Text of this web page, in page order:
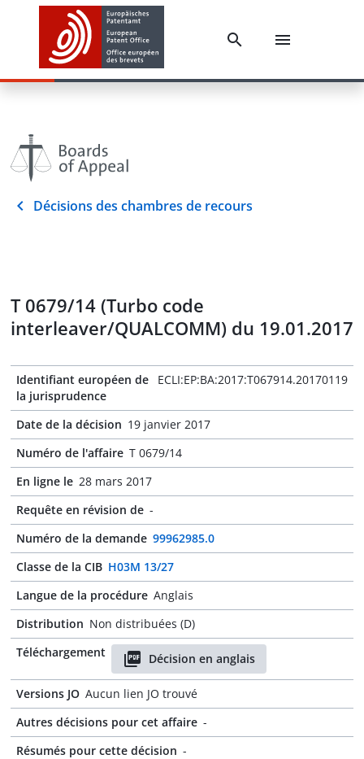
Décisions des chambres de recours
T 0679/14 (Turbo code
interleaver/QUALCOMM) du 19.01.2017
Identifiant européen de
la jurisprudence
ECLI:EP:BA:2017:T067914.20170119
Date de la décision 19 janvier 2017
Numéro de l'affaire T 0679/14
En ligne le 28 mars 2017
Requête en révision de -
Numéro de la demande 99962985.0
Classe de la CIB H03M 13/27
Langue de la procédure Anglais
Distribution Non distribuées (D)
Téléchargement
Décision en anglais
Versions JO Aucun lien JO trouvé
Autres décisions pour cet affaire -
Résumés pour cette décision -